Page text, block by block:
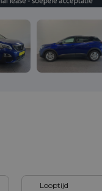
Looptijd